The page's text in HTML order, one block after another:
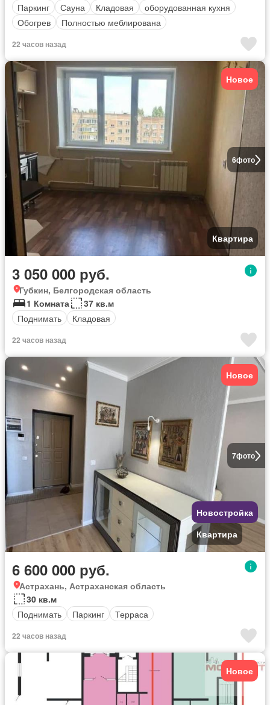
Паркинг
Сауна Кладовая
оборудованная кухня
Обогрев
Полностью меблирована
22 часов назад
6фото
Новое
Квартира
3 050 000 руб.
Губкин, Белгородская область
1 Комната
37 кв.м
Поднимать
Кладовая
22 часов назад
7фото
Новое
Новостройка
Квартира
6 600 000 руб.
Астрахань, Астраханская область
30 кв.м
Поднимать
Паркинг Терраса
22 часов назад
Новое